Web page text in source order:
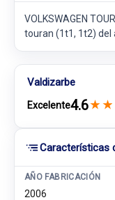
Características
AÑO FABRICACIÓN
2006
VOLKSWAGEN
touran (1t1, 1t2) del
Valdizarbe
Excelente4.6★ ★